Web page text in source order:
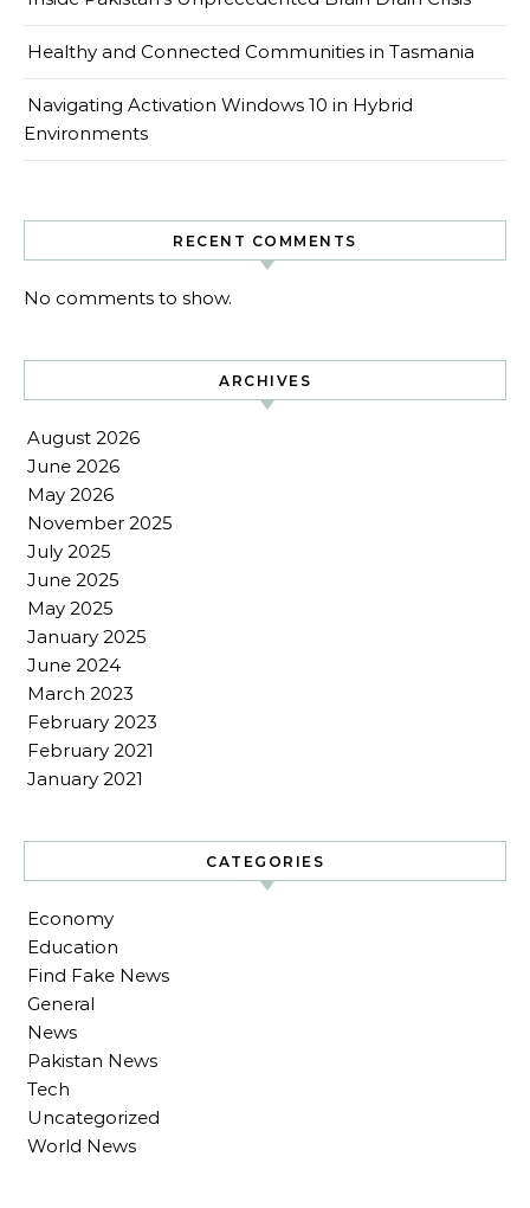
Healthy and Connected Communities in Tasmania
Navigating Activation Windows 10 in Hybrid
Environments
RECENT COMMENTS
No comments to show.
ARCHIVES
August 2026
June 2026
May 2026
November 2025
July 2025
June 2025
May 2025
January 2025
June 2024
March 2023
February 2023
February 2021
January 2021
CATEGORIES
Economy
Education
Find Fake News
General
News
Pakistan News
Tech
Uncategorized
World News